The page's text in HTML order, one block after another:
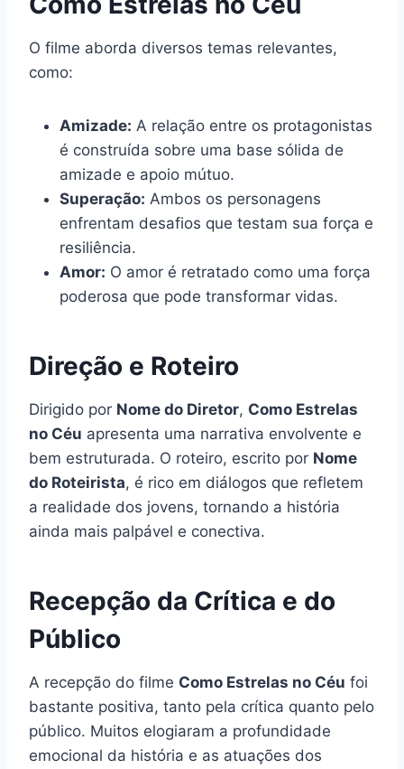
O filme aborda diversos temas relevantes,
como:
Amizade: A relação entre os protagonistas
é construída sobre uma base sólida de
amizade e apoio mútuo.
Superação: Ambos os personagens
enfrentam desafios que testam sua força e
resiliência.
Amor: O amor é retratado como uma força
poderosa que pode transformar vidas.
Direção e Roteiro
Dirigido por Nome do Diretor, Como Estrelas
no Céu apresenta uma narrativa envolvente e
bem estruturada. O roteiro, escrito por Nome
do Roteirista, é rico em diálogos que refletem
a realidade dos jovens, tornando a história
ainda mais palpável e conectiva.
Recepção da Crítica e do
Público
A recepção do filme Como Estrelas no Céu foi
bastante positiva, tanto pela crítica quanto pelo
público. Muitos elogiaram a profundidade
emocional da história e as atuações dos